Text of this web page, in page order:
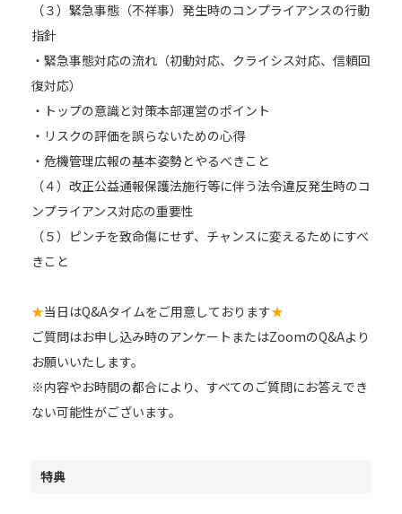
（３）緊急事態（不祥事）発生時のコンプライアンスの行動
指針
・緊急事態対応の流れ（初動対応、クライシス対応、信頼回
復対応）
・トップの意識と対策本部運営のポイント
・リスクの評価を誤らないための心得
・危機管理広報の基本姿勢とやるべきこと
（４）改正公益通報保護法施行等に伴う法令違反発生時のコ
ンプライアンス対応の重要性
（５）ピンチを致命傷にせず、チャンスに変えるためにすべ
きこと
★当日はQ&Aタイムをご用意しております★
ご質問はお申し込み時のアンケートまたはZoomのQ&Aより
お願いいたします。
※内容やお時間の都合により、すべてのご質問にお答えでき
ない可能性がございます。
特典